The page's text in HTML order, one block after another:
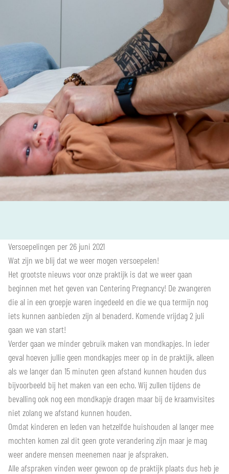
Versoepelingen per 26 juni 2021
Wat zijn we blij dat we weer mogen versoepelen!
Het grootste nieuws voor onze praktijk is dat we weer gaan
beginnen met het geven van Centering Pregnancy! De zwangeren
die al in een groepje waren ingedeeld en die we qua termijn nog
iets kunnen aanbieden zijn al benaderd. Komende vrijdag 2 juli
gaan we van start!
Verder gaan we minder gebruik maken van mondkapjes. In ieder
geval hoeven jullie geen mondkapjes meer op in de praktijk, alleen
als we langer dan 15 minuten geen afstand kunnen houden dus
bijvoorbeeld bij het maken van een echo. Wij zullen tijdens de
bevalling ook nog een mondkapje dragen maar bij de kraamvisites
niet zolang we afstand kunnen houden.
Omdat kinderen en leden van hetzelfde huishouden al langer mee
mochten komen zal dit geen grote verandering zijn maar je mag
weer andere mensen meenemen naar je afspraken.
Alle afspraken vinden weer gewoon op de praktijk plaats dus heb je